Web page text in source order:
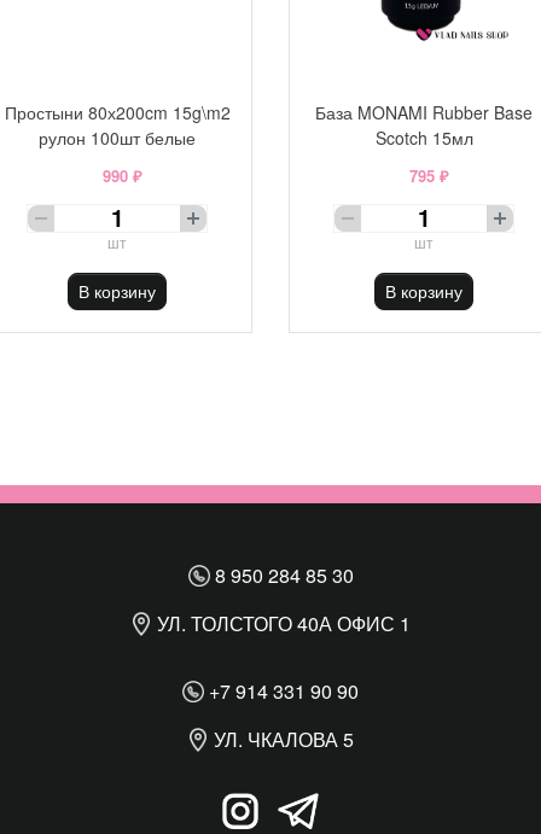
Простыни 80х200cm 15g\m2
рулон 100шт белые
990 ₽
шт
В корзину
База MONAMI Rubber Base
Scotch 15мл
795 ₽
шт
В корзину
8 950 284 85 30
УЛ. ТОЛСТОГО 40А ОФИС 1
+7 914 331 90 90
УЛ. ЧКАЛОВА 5